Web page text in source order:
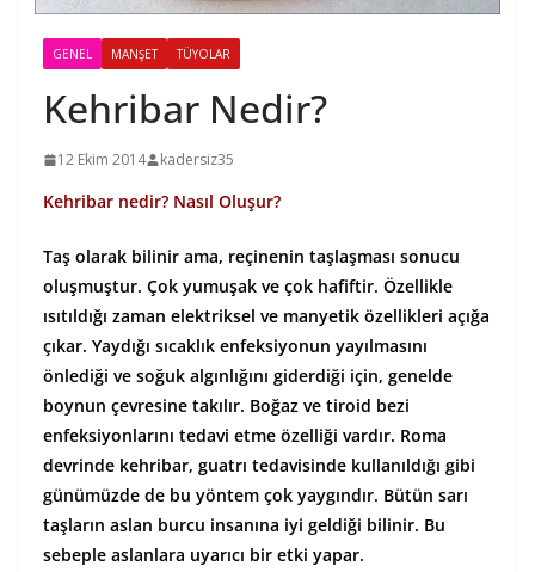
GENEL MANŞET TÜYOLAR
Kehribar Nedir?
12 Ekim 2014 kadersiz35
Kehribar nedir? Nasıl Oluşur?
Taş olarak bilinir ama, reçinenin taşlaşması sonucu
oluşmuştur. Çok yumuşak ve çok hafiftir. Özellikle
ısıtıldığı zaman elektriksel ve manyetik özellikleri açığa
çıkar. Yaydığı sıcaklık enfeksiyonun yayılmasını
önlediği ve soğuk algınlığını giderdiği için, genelde
boynun çevresine takılır. Boğaz ve tiroid bezi
enfeksiyonlarını tedavi etme özelliği vardır. Roma
devrinde kehribar, guatrı tedavisinde kullanıldığı gibi
günümüzde de bu yöntem çok yaygındır. Bütün sarı
taşların aslan burcu insanına iyi geldiği bilinir. Bu
sebeple aslanlara uyarıcı bir etki yapar.